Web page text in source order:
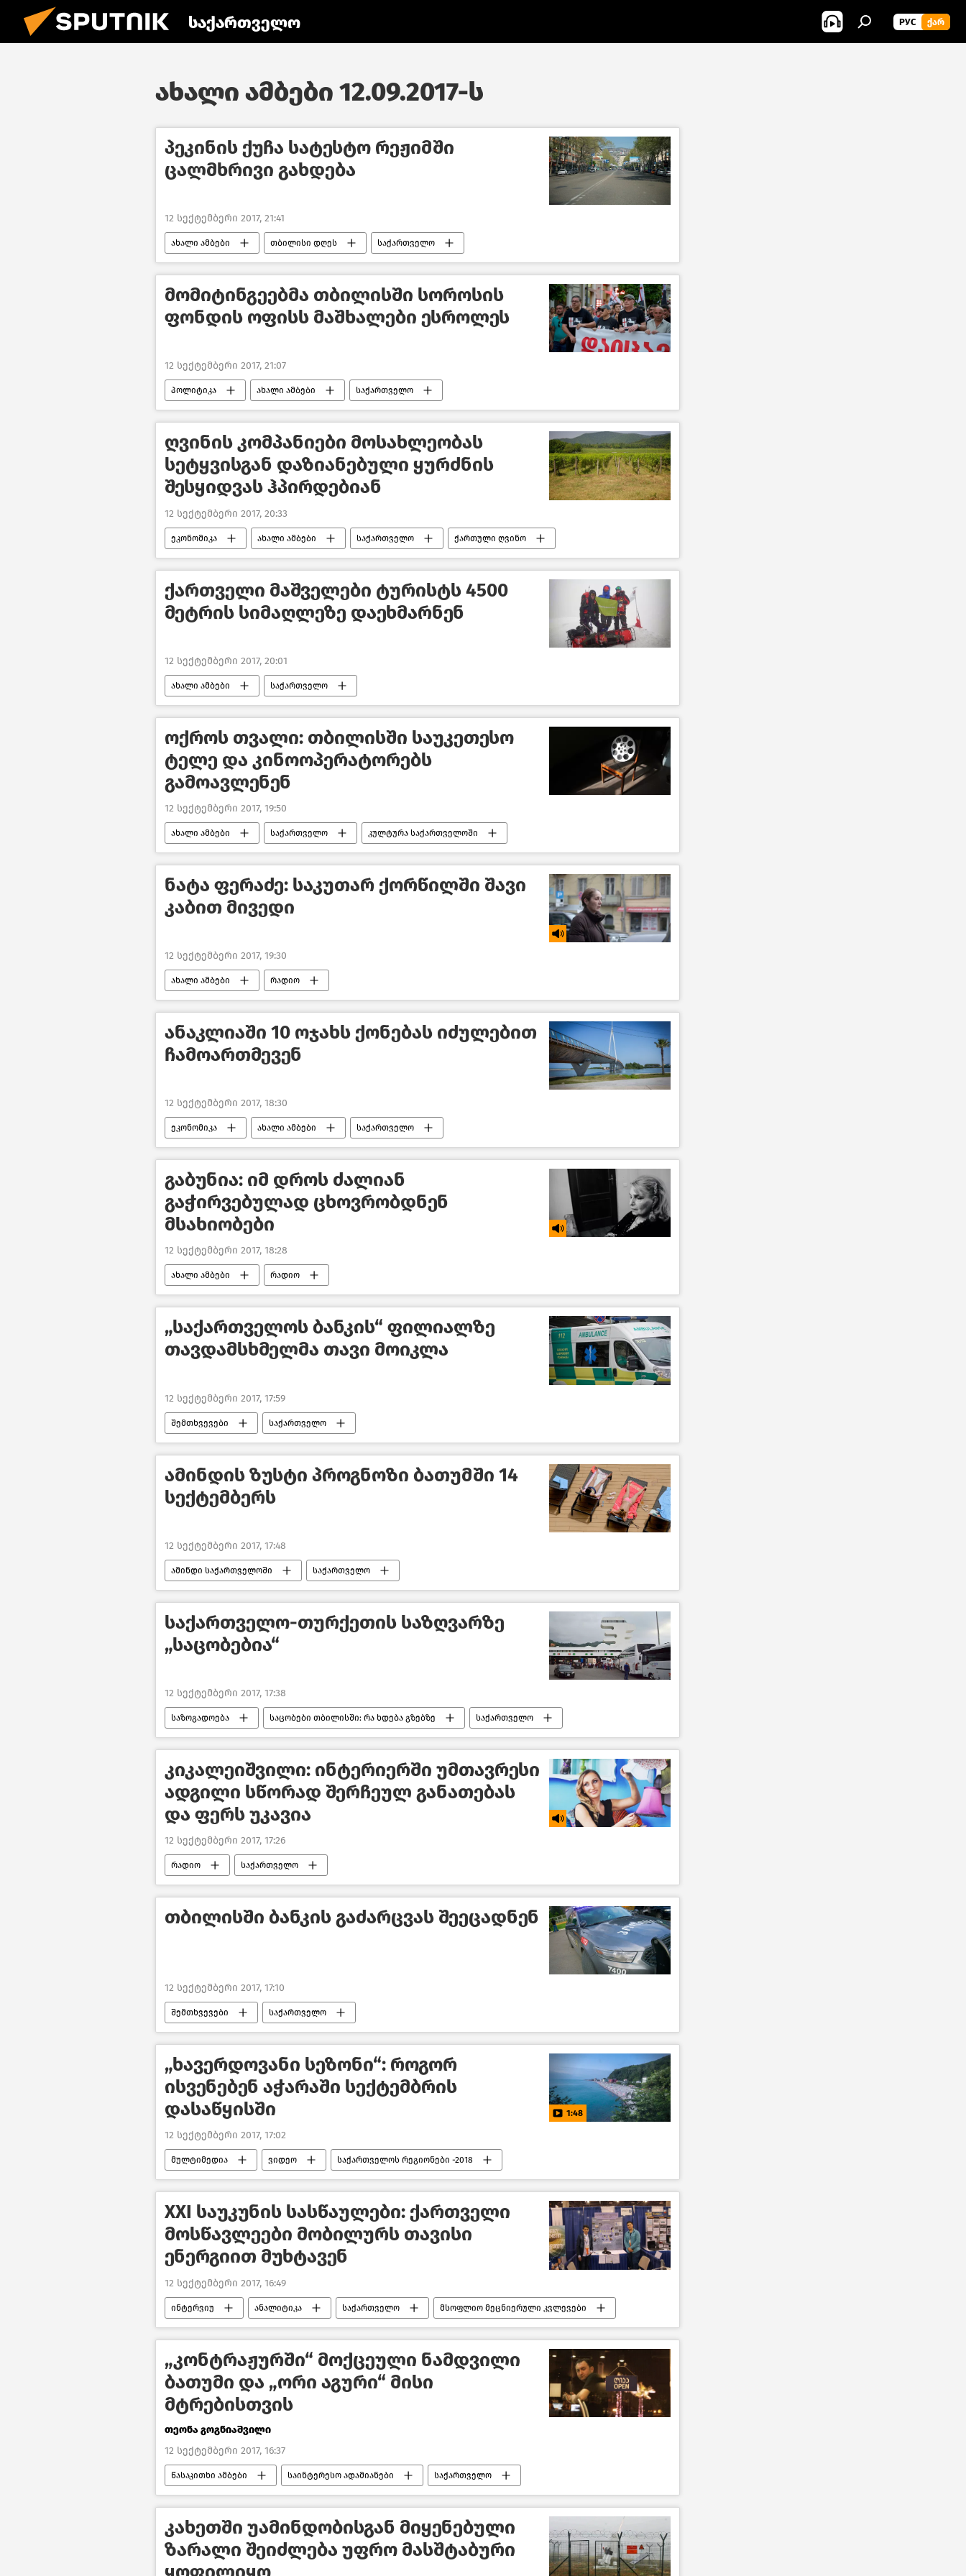
საქართველო РУС ᲥᲐᲠ
ახალი ამბები 12.09.2017-ს
პეკინის ქუჩა სატესტო რეჟიმში
ცალმხრივი გახდება
12 სექტემბერი 2017, 21:41
ახალი ამბები თბილისი დღეს საქართველო
მომიტინგეებმა თბილისში სოროსის
ფონდის ოფისს მაშხალები ესროლეს
12 სექტემბერი 2017, 21:07
პოლიტიკა ახალი ამბები საქართველო
ღვინის კომპანიები მოსახლეობას
სეტყვისგან დაზიანებული ყურძნის
შესყიდვას ჰპირდებიან
12 სექტემბერი 2017, 20:33
ეკონომიკა ახალი ამბები საქართველო ქართული ღვინო
ქართველი მაშველები ტურისტს 4500
მეტრის სიმაღლეზე დაეხმარნენ
12 სექტემბერი 2017, 20:01
ახალი ამბები საქართველო
ოქროს თვალი: თბილისში საუკეთესო
ტელე და კინოოპერატორებს
გამოავლენენ
12 სექტემბერი 2017, 19:50
ახალი ამბები საქართველო კულტურა საქართველოში
ნატა ფერაძე: საკუთარ ქორწილში შავი
კაბით მივედი
12 სექტემბერი 2017, 19:30
ახალი ამბები რადიო
ანაკლიაში 10 ოჯახს ქონებას იძულებით
ჩამოართმევენ
12 სექტემბერი 2017, 18:30
ეკონომიკა ახალი ამბები საქართველო
გაბუნია: იმ დროს ძალიან
გაჭირვებულად ცხოვრობდნენ
მსახიობები
12 სექტემბერი 2017, 18:28
ახალი ამბები რადიო
„საქართველოს ბანკის“ ფილიალზე
თავდამსხმელმა თავი მოიკლა
12 სექტემბერი 2017, 17:59
შემთხვევები საქართველო
ამინდის ზუსტი პროგნოზი ბათუმში 14
სექტემბერს
12 სექტემბერი 2017, 17:48
ამინდი საქართველოში საქართველო
საქართველო-თურქეთის საზღვარზე
„საცობებია“
12 სექტემბერი 2017, 17:38
საზოგადოება საცობები თბილისში: რა ხდება გზებზე საქართველო
კიკალეიშვილი: ინტერიერში უმთავრესი
ადგილი სწორად შერჩეულ განათებას
და ფერს უკავია
12 სექტემბერი 2017, 17:26
რადიო საქართველო
თბილისში ბანკის გაძარცვას შეეცადნენ
12 სექტემბერი 2017, 17:10
შემთხვევები საქართველო
„ხავერდოვანი სეზონი“: როგორ
ისვენებენ აჭარაში სექტემბრის
დასაწყისში
1:48
12 სექტემბერი 2017, 17:02
მულტიმედია ვიდეო საქართველოს რეგიონები -2018
XXI საუკუნის სასწაულები: ქართველი
მოსწავლეები მობილურს თავისი
ენერგიით მუხტავენ
12 სექტემბერი 2017, 16:49
ინტერვიუ ანალიტიკა საქართველო მსოფლიო მეცნიერული კვლევები
„კონტრაჟურში“ მოქცეული ნამდვილი
ბათუმი და „ორი აგური“ მისი
მტრებისთვის
თეონა გოგნიაშვილი
12 სექტემბერი 2017, 16:37
წასაკითხი ამბები საინტერესო ადამიანები საქართველო
კახეთში უამინდობისგან მიყენებული
ზარალი შეიძლება უფრო მასშტაბური